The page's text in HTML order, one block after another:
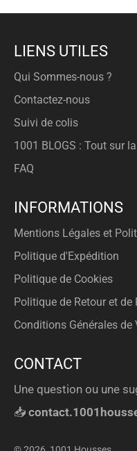
LIENS UTILES
Qui Sommes-nous ?
Contactez-nous
Suivi de colis
1001 BLOGS : Tout sur
FAQ
INFORMATIONS
Mentions Légales et
Politique d'Expédition
Politique de Cookies
Politique de Retour et de
Conditions Générales
CONTACT
Une question ou une
📥